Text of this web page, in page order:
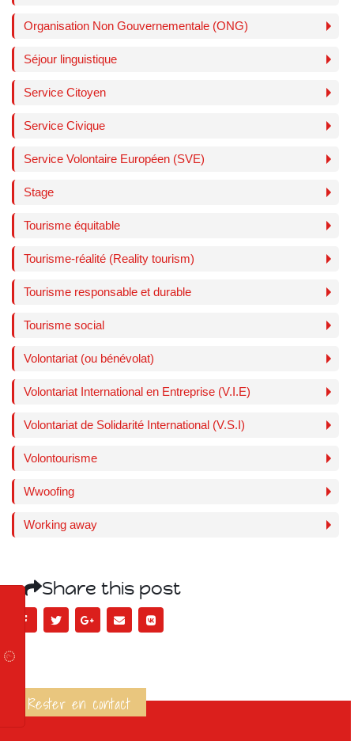
Organisation Non Gouvernementale (ONG)
Séjour linguistique
Service Citoyen
Service Civique
Service Volontaire Européen (SVE)
Stage
Tourisme équitable
Tourisme-réalité (Reality tourism)
Tourisme responsable et durable
Tourisme social
Volontariat (ou bénévolat)
Volontariat International en Entreprise (V.I.E)
Volontariat de Solidarité International (V.S.I)
Volontourisme
Wwoofing
Working away
Share this post
Rester en contact